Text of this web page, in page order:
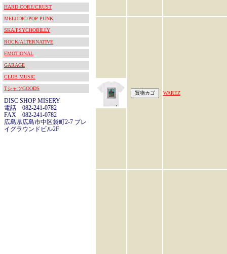
HARD CORE/CRUST
MELODIC/POP PUNK
SKA/PSYCHOBILLY
ROCK/ALTERNATIVE
EMOTIONAL
GARAGE
CLUB MUSIC
TシャツGOODS
DISC SHOP MISERY
電話 082-241-0782
FAX 082-241-0782
広島県広島市中区袋町2-7 プレ
イグラウンドビル2F
WAREZ